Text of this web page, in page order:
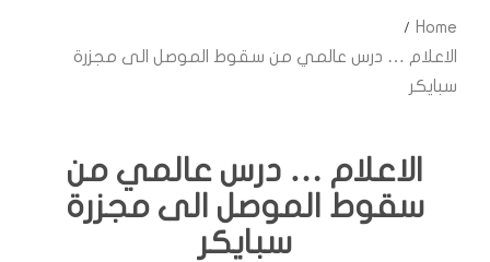
Home
الاعلام … درس عالمي من سقوط الموصل الى مجزرة
سبايكر
الاعلام … درس عالمي من
سقوط الموصل الى مجزرة
سبايكر